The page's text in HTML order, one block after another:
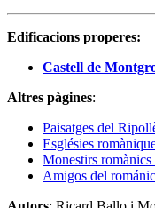
Edificacions properes:
Castell de
Altres pàgines:
Paisatges del
Esglésies
Monestirs
Amigos del